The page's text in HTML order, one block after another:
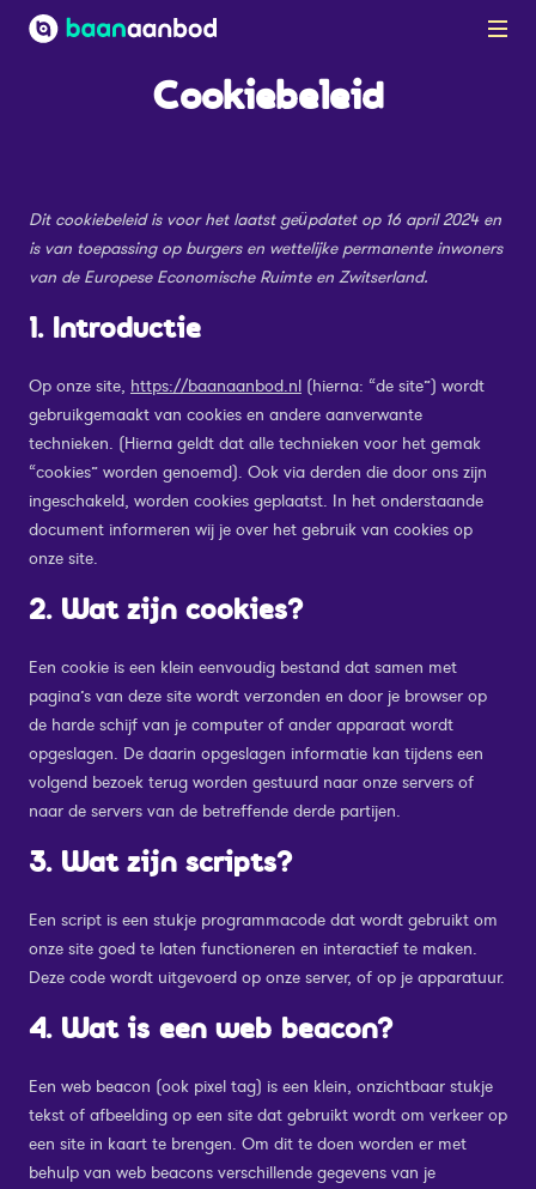
Naar de content
Cookiebeleid
Dit cookiebeleid is voor het laatst geüpdatet op 16 april 2024 en
is van toepassing op burgers en wettelijke permanente inwoners
van de Europese Economische Ruimte en Zwitserland.
1. Introductie
Op onze site, https://baanaanbod.nl (hierna: “de site”) wordt
gebruikgemaakt van cookies en andere aanverwante
technieken. (Hierna geldt dat alle technieken voor het gemak
“cookies” worden genoemd). Ook via derden die door ons zijn
ingeschakeld, worden cookies geplaatst. In het onderstaande
document informeren wij je over het gebruik van cookies op
onze site.
2. Wat zijn cookies?
Een cookie is een klein eenvoudig bestand dat samen met
pagina’s van deze site wordt verzonden en door je browser op
de harde schijf van je computer of ander apparaat wordt
opgeslagen. De daarin opgeslagen informatie kan tijdens een
volgend bezoek terug worden gestuurd naar onze servers of
naar de servers van de betreffende derde partijen.
3. Wat zijn scripts?
Een script is een stukje programmacode dat wordt gebruikt om
onze site goed te laten functioneren en interactief te maken.
Deze code wordt uitgevoerd op onze server, of op je apparatuur.
4. Wat is een web beacon?
Een web beacon (ook pixel tag) is een klein, onzichtbaar stukje
tekst of afbeelding op een site dat gebruikt wordt om verkeer op
een site in kaart te brengen. Om dit te doen worden er met
behulp van web beacons verschillende gegevens van je